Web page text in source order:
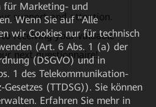
support and attention.
receiving your valuable
next questionnaire!
für Marketing- und
Wenn Sie auf "Alle
wir Cookies nur für technisch
(Art. 6 Abs. 1 (a) der
(DSGVO) und in
1 des Telekommunikation-
(TTDSG)). Sie können
Erfahren Sie mehr in